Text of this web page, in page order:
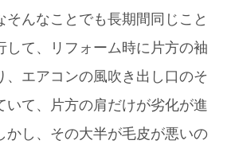
そんなことでも長期間同じこと
して、リフォーム時に片方の袖
、エアコンの風吹き出し口のそ
いて、片方の肩だけが劣化が進
かし、その大半が毛皮が悪いの